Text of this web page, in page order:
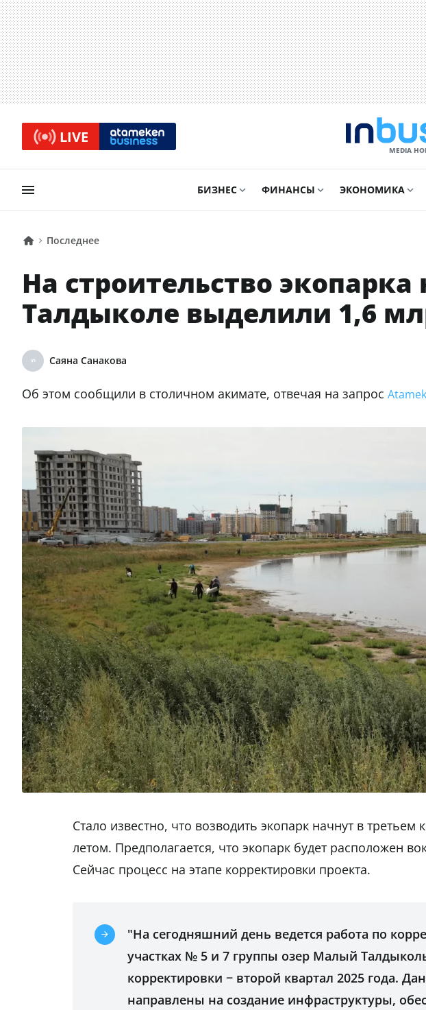
LIVE
MEDIA
БИЗНЕС ФИНАНСЫ ЭКОНОМИКА
Последнее
На строительство
Талдыколе выделили 1,6
Саяна Санакова
Об этом сообщили в столичном акимате, отвечая на запрос
Стало известно, что возводить экопарк начнут в третьем
летом. Предполагается, что экопарк будет расположен
Сейчас процесс на этапе корректировки проекта.
"На сегодняшний день ведется работа по
участках № 5 и 7 группы озер Малый
корректировки − второй квартал 2025 года.
направлены на создание инфраструктуры,